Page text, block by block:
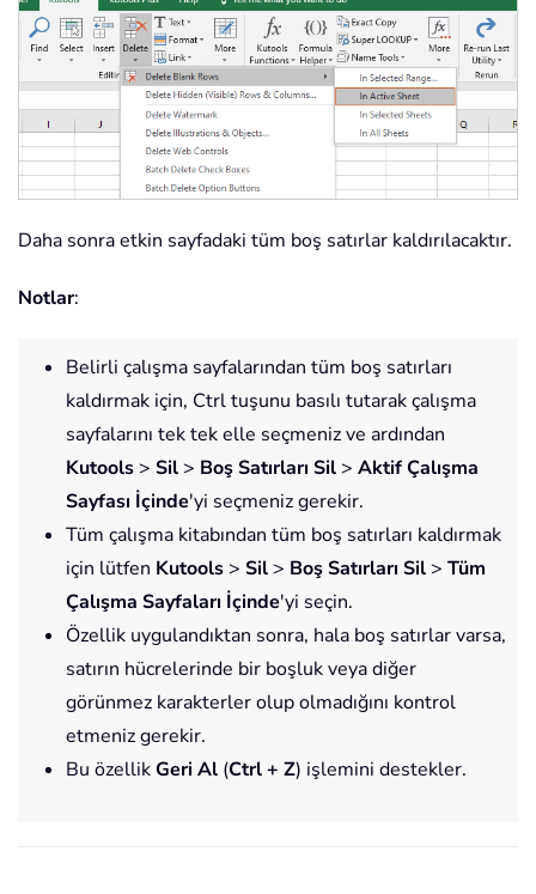
Daha sonra etkin sayfadaki tüm boş satırlar kaldırılacaktır.
Notlar:
Belirli çalışma sayfalarından tüm boş satırları
kaldırmak için, Ctrl tuşunu basılı tutarak çalışma
sayfalarını tek tek elle seçmeniz ve ardından
Kutools > Sil > Boş Satırları Sil > Aktif Çalışma
Sayfası İçinde'yi seçmeniz gerekir.
Tüm çalışma kitabından tüm boş satırları kaldırmak
için lütfen Kutools > Sil > Boş Satırları Sil > Tüm
Çalışma Sayfaları İçinde'yi seçin.
Özellik uygulandıktan sonra, hala boş satırlar varsa,
satırın hücrelerinde bir boşluk veya diğer
görünmez karakterler olup olmadığını kontrol
etmeniz gerekir.
Bu özellikGeri Al (Ctrl + Z) işlemini destekler.